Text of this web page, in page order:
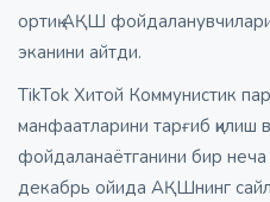
ортиқ АҚШ
эканини айтди.
TikTok Хитой Коммунистик
манфаатларини тарғиб қилиш
фойдаланаётганини бир
декабрь ойида АҚШнинг